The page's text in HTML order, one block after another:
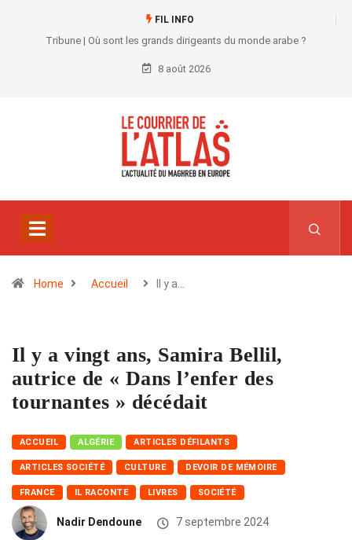
FIL INFO
Tribune | Où sont les grands dirigeants du monde arabe ?
8 août 2026
Home Accueil Il y a…
Il y a vingt ans, Samira Bellil,
autrice de « Dans l’enfer des
tournantes » décédait
ACCUEIL ALGÉRIE ARTICLES DÉFILANTS
ARTICLES SOCIÉTÉ CULTURE DEVOIR DE MÉMOIRE
FRANCE IL RACONTE LIVRES SOCIÉTÉ
Nadir Dendoune 7 septembre 2024